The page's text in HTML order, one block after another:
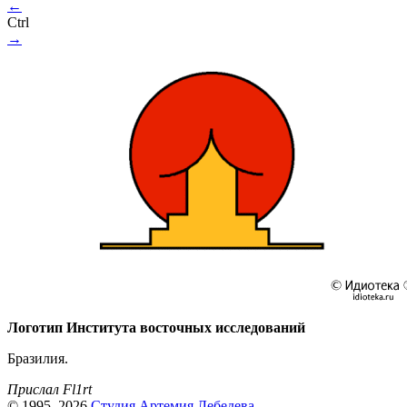
←
Ctrl
→
Логотип Института восточных исследований
Бразилия.
Прислал Fl1rt